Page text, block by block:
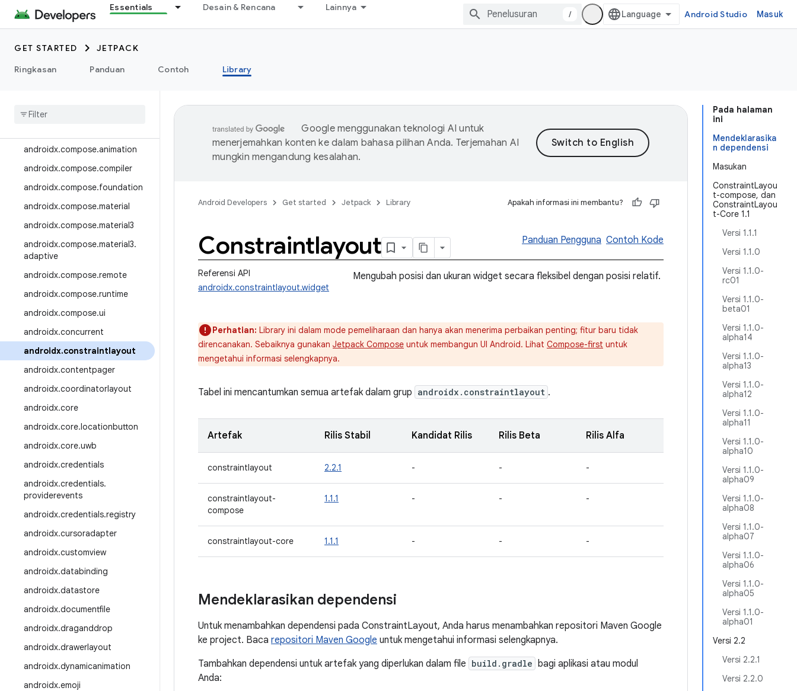
Essentials Desain & Rencana Lainnya
/ Android Studio Masuk
GET STARTED
JETPACK
Ringkasan
Panduan Contoh Library
androidx.camera.media3
androidx.car
androidx.car.app
androidx
androidx.compose.animation
androidx.compose.compiler
androidx.compose.foundation
androidx.compose.material
androidx.compose.material3
androidx.compose.material3.
adaptive
androidx.compose.remote
androidx.compose.runtime
androidx.compose.ui
androidx.concurrent
androidx.constraintlayout
androidx.contentpager
androidx.coordinatorlayout
androidx.core
androidx.core.locationbutton
androidx.core.uwb
androidx.credentials
androidx.credentials.
providerevents
androidx.credentials.registry
androidx.cursoradapter
androidx.customview
androidx.databinding
androidx.datastore
androidx.documentfile
androidx.draganddrop
androidx.drawerlayout
androidx.dynamicanimation
androidx.emoji
Pada halaman
ini
Mendeklarasika
n dependensi
Masukan
ConstraintLayou
t-compose, dan
ConstraintLayou
t-Core 1.1
Versi 1.1.1
Versi 1.1.0
Versi 1.1.0-
rc01
Versi 1.1.0-
beta01
Versi 1.1.0-
alpha14
Versi 1.1.0-
alpha13
Versi 1.1.0-
alpha12
Versi 1.1.0-
alpha11
Versi 1.1.0-
alpha10
Versi 1.1.0-
alpha09
Versi 1.1.0-
alpha08
Versi 1.1.0-
alpha07
Versi 1.1.0-
alpha06
Versi 1.1.0-
alpha05
Versi 1.1.0-
alpha01
Versi 2.2
Versi 2.2.1
Versi 2.2.0
Google menggunakan teknologi AI untuk
menerjemahkan konten ke dalam bahasa pilihan Anda. Terjemahan AI
mungkin mengandung kesalahan.
Android Developers Get started Jetpack Library Apakah informasi ini membantu?
Constraintlayout Panduan Pengguna Contoh Kode
Referensi API
androidx.constraintlayout.widget
Mengubah posisi dan ukuran widget secara fleksibel dengan posisi relatif.
Perhatian: Library ini dalam mode pemeliharaan dan hanya akan menerima perbaikan penting; fitur baru tidak
direncanakan. Sebaiknya gunakan Jetpack Compose untuk membangun UI Android. Lihat Compose-first untuk
mengetahui informasi selengkapnya.
Tabel ini mencantumkan semua artefak dalam grup androidx.constraintlayout .
Artefak Rilis Stabil Kandidat Rilis Rilis Beta Rilis Alfa
constraintlayout 2.2.1 - - -
constraintlayout-
compose
1.1.1 - - -
constraintlayout-core 1.1.1 - - -
Mendeklarasikan dependensi
Untuk menambahkan dependensi pada ConstraintLayout, Anda harus menambahkan repositori Maven Google
ke project. Baca repositori Maven Google untuk mengetahui informasi selengkapnya.
Tambahkan dependensi untuk artefak yang diperlukan dalam file build.gradle bagi aplikasi atau modul
Anda: